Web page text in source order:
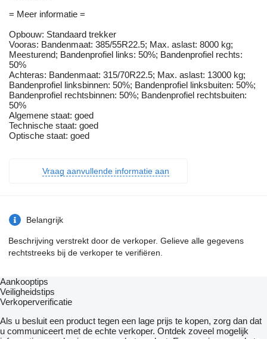
= Meer informatie =
Opbouw: Standaard trekker
Vooras: Bandenmaat: 385/55R22.5; Max. aslast: 8000 kg;
Meesturend; Bandenprofiel links: 50%; Bandenprofiel rechts:
50%
Achteras: Bandenmaat: 315/70R22.5; Max. aslast: 13000 kg;
Bandenprofiel linksbinnen: 50%; Bandenprofiel linksbuiten: 50%;
Bandenprofiel rechtsbinnen: 50%; Bandenprofiel rechtsbuiten:
50%
Algemene staat: goed
Technische staat: goed
Optische staat: goed
Vraag aanvullende informatie aan
Belangrijk
Beschrijving verstrekt door de verkoper. Gelieve alle gegevens
rechtstreeks bij de verkoper te verifiëren.
Aankooptips
Veiligheidstips
Verkoperverificatie
Als u besluit een product tegen een lage prijs te kopen, zorg dan dat
u communiceert met de echte verkoper. Ontdek zoveel mogelijk